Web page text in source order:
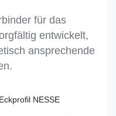
für das
entwickelt,
ansprechende